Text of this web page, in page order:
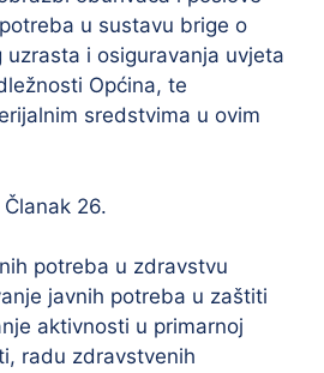
u sustavu brige o
i osiguravanja uvjeta
Općina, te
sredstvima u ovim
Članak 26.
potreba u zdravstvu
javnih potreba u zaštiti
aktivnosti u primarnoj
radu zdravstvenih